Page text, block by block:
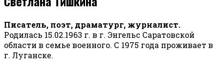
Писатель, поэт, драматург, журналист.
Родилась 15.02.1963 г. в г. Энгельс Саратовской
области в семье военного. С 1975 года проживает в
г. Луганске.